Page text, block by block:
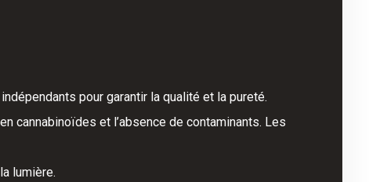
pour garantir la qualité et la pureté.
cannabinoïdes et l’absence de contaminants. Les
lumière.